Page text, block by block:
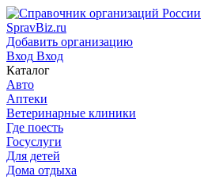
SpravBiz.ru
Добавить организацию
Вход Вход
Каталог
Авто
Аптеки
Ветеринарные клиники
Где поесть
Госуслуги
Для детей
Дома отдыха